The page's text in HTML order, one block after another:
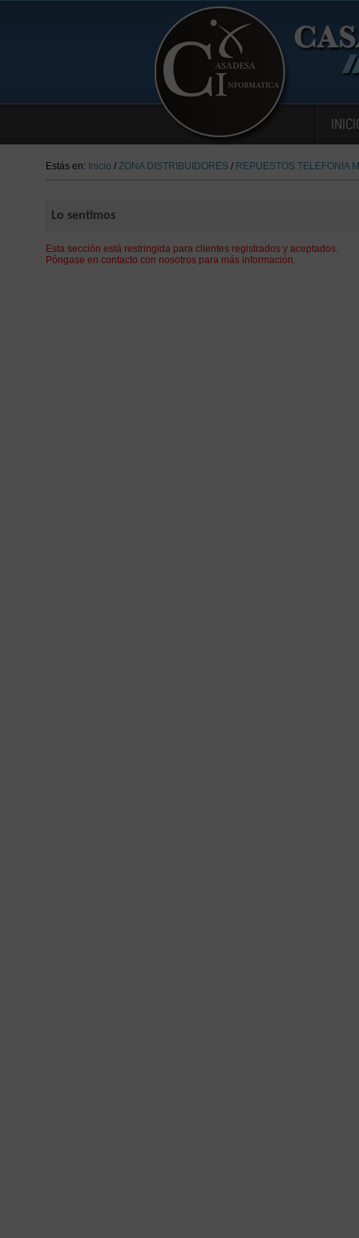
Estás en: Inicio / ZONA DISTRIBUIDORES / REPUESTOS TELEFONIA
Lo sentimos
Esta sección está restringida para clientes registrados y aceptados.
Póngase en contacto con nosotros para más información.